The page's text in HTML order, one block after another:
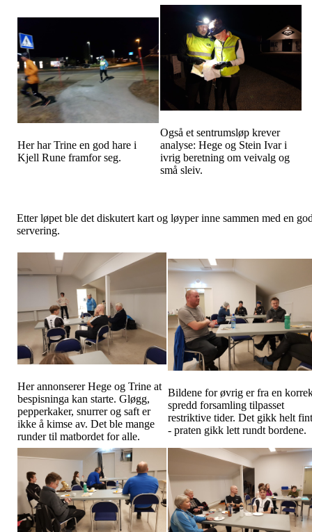
Her har Trine en god hare i
Kjell Rune framfor seg.
Også et sentrumsløp krever
analyse: Hege og Stein Ivar i
ivrig beretning om veivalg og
små sleiv.
Etter løpet ble det diskutert kart og løyper inne sammen med en
servering.
Her annonserer Hege og Trine at
bespisninga kan starte. Gløgg,
pepperkaker, snurrer og saft er
ikke å kimse av. Det ble mange
runder til matbordet for alle.
Bildene for øvrig er fra en
spredd forsamling tilpasset
restriktive tider. Det gikk helt fint
- praten gikk lett rundt bordene.